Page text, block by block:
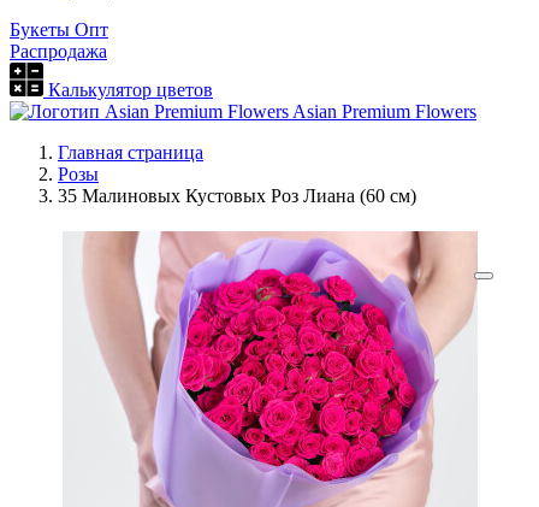
Букеты Опт
Распродажа
Калькулятор цветов
Asian Premium Flowers
Главная страница
Розы
35 Малиновых Кустовых Роз Лиана (60 см)